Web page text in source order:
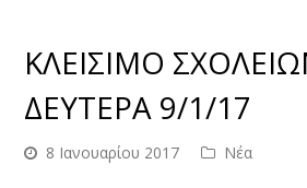
ΚΛΕΙΣΙΜΟ
ΔΕΥΤΕΡΑ 9/1/17
8 Ιανουαρίου 2017 Νέα